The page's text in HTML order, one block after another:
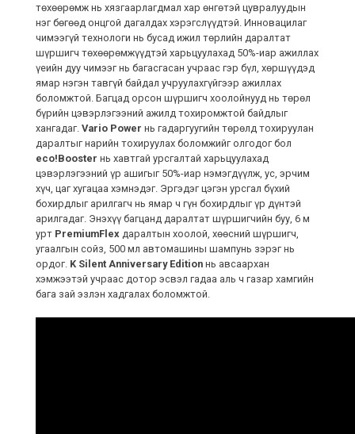
төхөөрөмж нь хязгаарлагдмал хар өнгөтэй цувралуудын
нэг бөгөөд онцгой дагалдах хэрэгслүүдтэй. Инновацилаг
чимээгүй технологи нь бусад ижил төрлийн даралтат
шүршигч төхөөрөмжүүдтэй харьцуулахад 50%-иар ажиллах
үеийн дуу чимээг нь багасгасан учраас гэр бүл, хөршүүдэд
ямар нэгэн тавгүй байдал учруулахгүйгээр ажиллах
боломжтой. Багцад орсон шүршигч хоолойнууд нь төрөл
бүрийн цэвэрлэгээний ажилд тохиромжтой байдлыг
хангадаг. Vario Power нь гадаргуугийн төрөлд тохируулан
даралтыг нарийн тохируулах боломжийг олгодог бол
eco!Booster нь хавтгай урсгалтай харьцуулахад
цэвэрлэгээний үр ашигыг 50%-иар нэмэгдүүлж, ус, эрчим
хүч, цаг хугацаа хэмнэдэг. Эргэдэг цэгэн урсгал бүхий
бохирдлыг арилгагч нь ямар ч гүн бохирдлыг үр дүнтэй
арилгадаг. Энэхүү багцанд даралтат шүршигчийн буу, 6 м
урт PremiumFlex даралтын хоолой, хөөсний шүршигч,
угаалгын сойз, 500 мл автомашины шампунь зэрэг нь
ордог. K Silent Anniversary Editionнь авсаархан
хэмжээтэй учраас дотор эсвэл гадаа аль ч газар хамгийн
бага зай эзлэн хадгалах боломжтой.